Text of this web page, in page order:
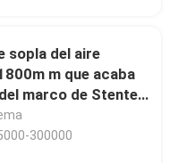
sopla del aire
m que acaba
marco de Stenter
de algodón
300000